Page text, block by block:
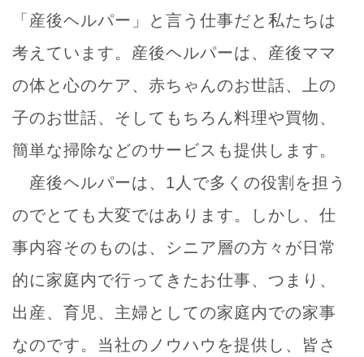
「産後ヘルパー」と言う仕事だと私たちは
考えています。産後ヘルパーは、産後ママ
の体と心のケア、赤ちゃんのお世話、上の
子のお世話、そしてもちろん料理や買物、
簡単な掃除などのサービスも提供します。
産後ヘルパーは、1人で多くの役割を担う
のでとても大変ではあります。しかし、仕
事内容そのものは、シニア層の方々が日常
的に家庭内で行ってきたお仕事、つまり、
出産、育児、主婦としての家庭内での家事
なのです。当社のノウハウを提供し、皆さ